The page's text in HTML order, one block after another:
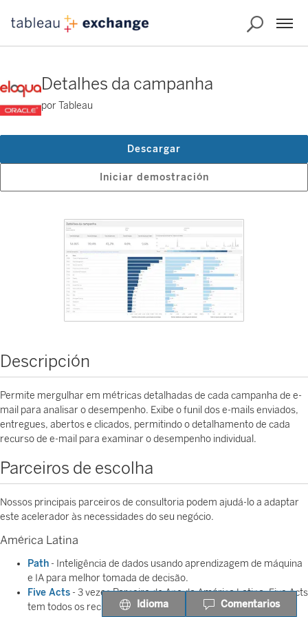
Detalhes da campanha
por Tableau
Iniciar demostración
Descargar
Descripción
Permite mergulhar em métricas detalhadas de cada campanha de e-
mail para analisar o desempenho. Exibe o funil dos e-mails enviados,
entregues, abertos e clicados, permitindo o detalhamento de cada
recurso de e-mail para examinar o desempenho individual.
Parceiros de escolha
Nossos principais parceiros de consultoria podem ajudá-lo a adaptar
este acelerador às necessidades do seu negócio.
América Latina
Path - Inteligência de dados usando aprendizagem de máquina
e IA para melhor tomada de decisão.
Five Acts - 3 vezes Parceiro do Ano da América Latina, Five Acts
tem todos os recursos para entregar a melhor solução de
Idioma Comentarios